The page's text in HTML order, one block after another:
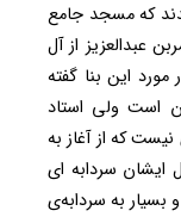
که مسجد جامع
عبدالعزیز از آل
این بنا گفته
است ولی استاد
که از آغاز به
ایشان سردابه ای
به سردابه‌ی